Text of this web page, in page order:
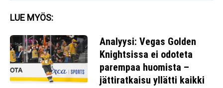
LUE MYÖS:
Analyysi: Vegas Golden
Knightsissa ei odoteta
parempaa huomista –
jättiratkaisu yllätti kaikki